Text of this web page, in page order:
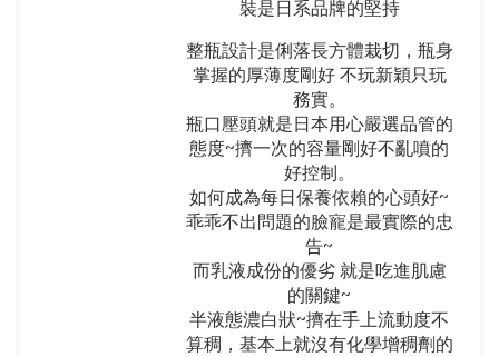
裝是日系品牌的堅持
整瓶設計是俐落長方體栽切，瓶身
掌握的厚薄度剛好 不玩新穎只玩
務實。
瓶口壓頭就是日本用心嚴選品管的
態度~擠一次的容量剛好不亂噴的
好控制。
如何成為每日保養依賴的心頭好~
乖乖不出問題的臉寵是最實際的忠
告~
而乳液成份的優劣 就是吃進肌慮
的關鍵~
半液態濃白狀~擠在手上流動度不
算稠，基本上就沒有化學增稠劑的